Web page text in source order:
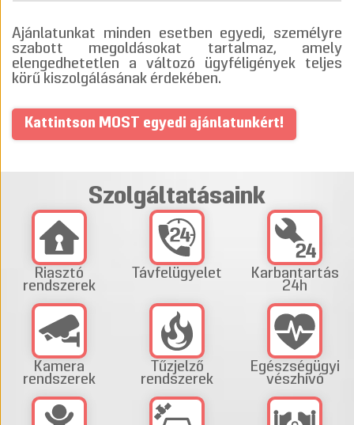
Ajánlatunkat minden esetben egyedi, személyre
szabott megoldásokat tartalmaz, amely
elengedhetetlen a változó ügyféligények teljes
körű kiszolgálásának érdekében.
Kattintson MOST egyedi ajánlatunkért!
Szolgáltatásaink
Riasztó
rendszerek
Távfelügyelet
Karbantartás
24h
Kamera
rendszerek
Tűzjelző
rendszerek
Egészségügyi
vészhívó